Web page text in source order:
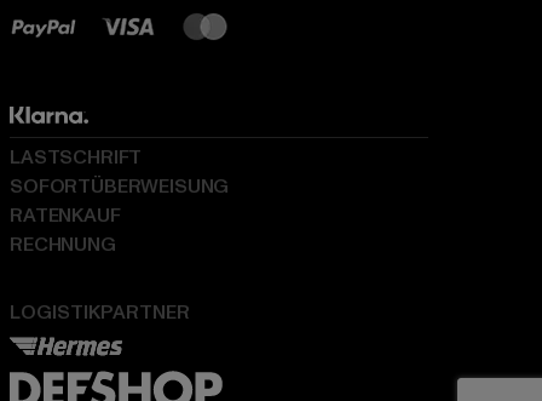
LOGISTIKPARTNER
LASTSCHRIFT
SOFORTÜBERWEISUNG
RATENKAUF
RECHNUNG